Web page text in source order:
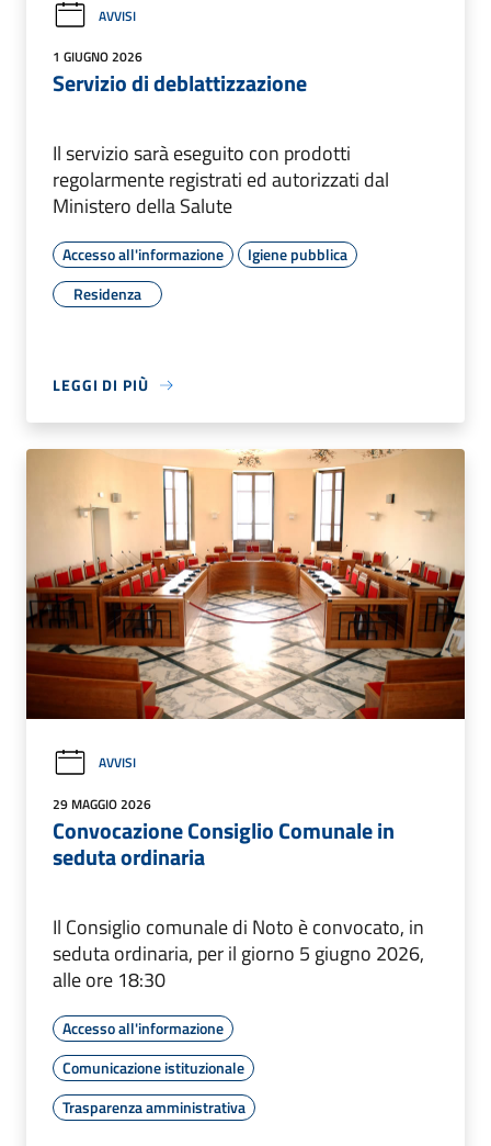
AVVISI
1 GIUGNO 2026
Servizio di deblattizzazione
Il servizio sarà eseguito con prodotti
regolarmente registrati ed autorizzati dal
Ministero della Salute
Accesso all'informazione
Igiene pubblica
Residenza
LEGGI DI PIÙ
AVVISI
29 MAGGIO 2026
Convocazione Consiglio Comunale in
seduta ordinaria
Il Consiglio comunale di Noto è convocato, in
seduta ordinaria, per il giorno 5 giugno 2026,
alle ore 18:30
Accesso all'informazione
Comunicazione istituzionale
Trasparenza amministrativa